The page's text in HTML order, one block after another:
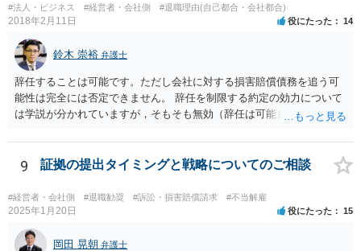
個別事情によりますので、顧問弁護士の先生等とよくご相談なさるの
が良いかと思います。
#法人・ビジネス #経営者・会社側 #退職理由(自己都合・会社都合)
2018年2月11日 役にたった 14
鈴木 崇裕 弁護士
辞任することは可能です。ただし会社に対する損害賠償債務を追う可
能性は完全には否定できません。 辞任を制限する約定の効力について
は学説が分かれていますが，そもそも無効（辞任は可能）と考える説
る可能性があると考える説が有力です。 ただし，いずれの説をとった
場合でも，会社にとって「不利な時期」に辞任したときは，「やむを
得ない事由」がない限り，会社の損害を賠償しなければならなくなり
ます。 健康上の理由は「やむを得ない事由」の典型ですが，程度によ
って異なります。 子会社の代表取締役が辞任を認めてくれるのであれ
ば，少なくとも法律上は，親会社（子会社にとっての株主）の承諾は
必要ありません。 なお，子会社の代表取締役には，取締役辞任の登記
9 証拠の提出タイミングと戦略についてのご相談
#経営者・会社側 #退職勧奨 #訴訟・損害賠償請求 #不当解雇
2025年1月20日 役にたった 15
岡田 晃朝 弁護士